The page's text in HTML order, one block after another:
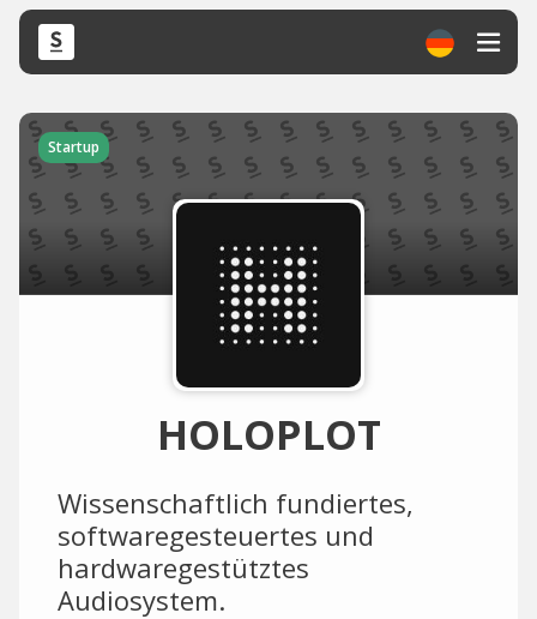
Startup
HOLOPLOT
Wissenschaftlich fundiertes,
softwaregesteuertes und
hardwaregestütztes
Audiosystem.